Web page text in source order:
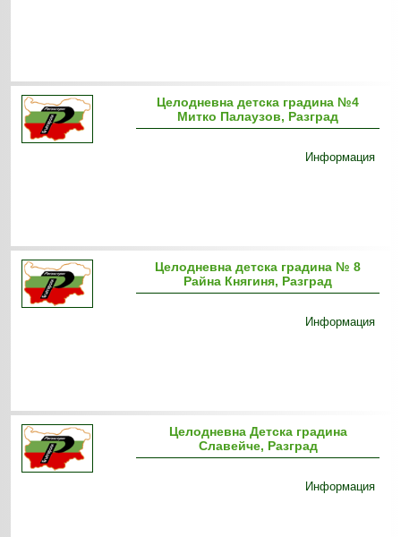
Целодневна детска градина №4
Митко Палаузов, Разград
Информация
Целодневна детска градина № 8
Райна Княгиня, Разград
Информация
Целодневна Детска градина
Славейче, Разград
Информация